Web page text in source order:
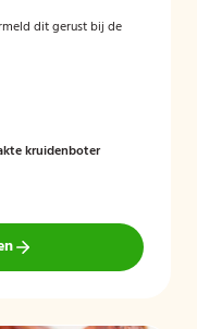
dit gerust bij de
kruidenboter